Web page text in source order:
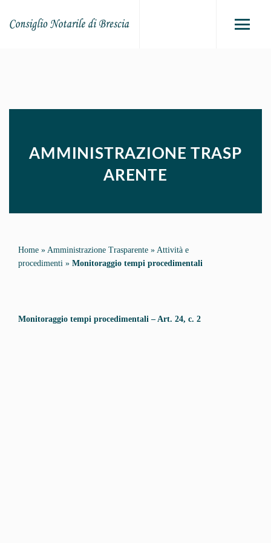
AMMINISTRAZIONE TRASP
ARENTE
Home » Amministrazione Trasparente » Attività e
procedimenti » Monitoraggio tempi procedimentali
Monitoraggio tempi procedimentali – Art. 24, c. 2